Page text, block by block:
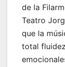
de la
Teatro
que la
total